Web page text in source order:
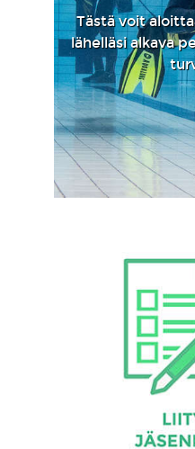
Tästä voit
lähelläsi alkava